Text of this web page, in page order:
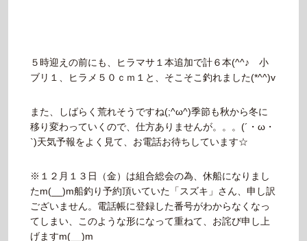
５時迎えの前にも、ヒラマサ１本追加で計６本(^^♪ 小
ブリ１、ヒラメ５０ｃｍ１と、そこそこ釣れました(*^^)v
また、しばらく荒れそうですね(;^ω^)季節も秋から冬に
移り変わっていくので、仕方ありませんが。。。(´・ω・
`)天気予報をよく見て、お電話お待ちしています☆
※１２月１３日（金）は組合総会の為、休船になりまし
たm(__)m船釣り予約頂いていた「スズキ」さん、申し訳
ございません。電話帳に登録した番号がわからなくなっ
てしまい、このような形になって重ねて、お詫び申し上
げますm(__)m